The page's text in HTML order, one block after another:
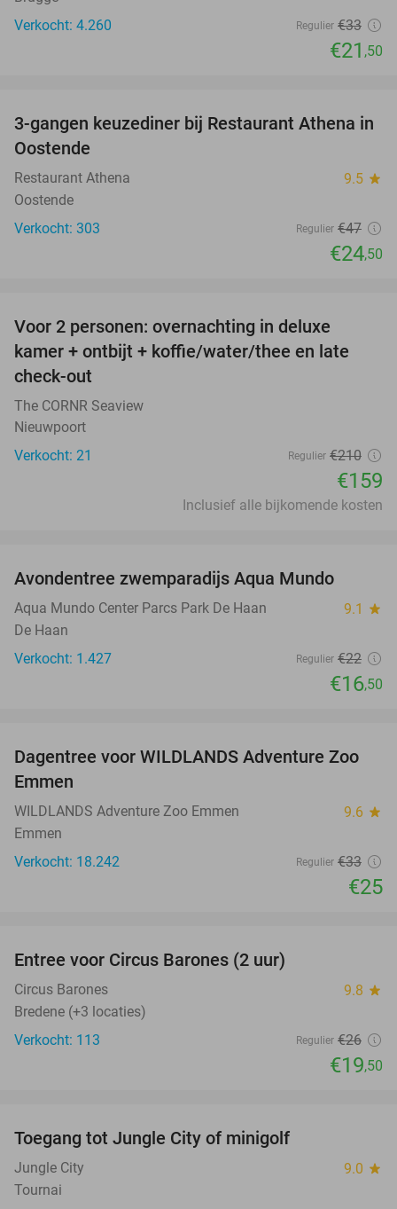
Verkocht: 4.260
Regulier €33
€21 ,50
48%
3-gangen keuzediner bij Restaurant Athena in
Oostende
Restaurant Athena 9.5 star
Oostende
Verkocht: 303
Regulier €47
€24,50
Voor 2 personen: overnachting in deluxe
kamer + ontbijt + koffie/water/thee en late
check-out
The CORNR Seaview
Nieuwpoort
Verkocht: 21
Regulier €210
€159
Inclusief alle bijkomende kosten
Avondentree zwemparadijs Aqua Mundo
Aqua Mundo Center Parcs Park De Haan 9.1 star
De Haan
Verkocht: 1.427
Regulier €22
€16,50
24%
Dagentree voor WILDLANDS Adventure Zoo
Emmen
WILDLANDS Adventure Zoo Emmen 9.6 star
Emmen
Verkocht: 18.242
Regulier €33
€25
Entree voor Circus Barones (2 uur)
Circus Barones 9.8 star
Bredene (+3 locaties)
Verkocht: 113
Regulier €26
€19,50
Toegang tot Jungle City of minigolf
Jungle City 9.0 star
Tournai